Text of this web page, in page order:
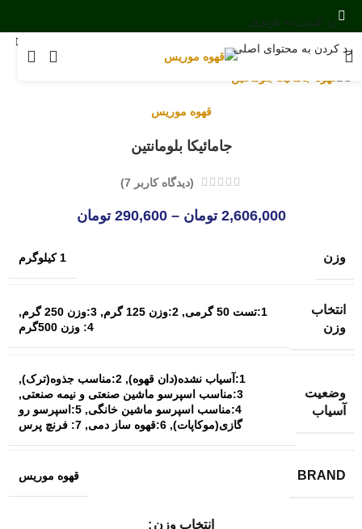
رد کردن به ناوبری
رد کردن به محتوای اصلی
خانه فروشگاه موریس /خرید قهوه عربیکا
بزرگنمایی تصویر
قهوه موریس
جامائیکا بلومانتین
(دیدگاه کاربر 7
)
2,606,000 تومان –
290,600 تومان
وزن 1 کیلوگرم
انتخاب
وزن
1:تست 50 گرمی ,2:وزن 125 گرم ,3:وزن 250 گرم
,
4: وزن 500گرم
وضعیت
آسیاب
1:آسیاب نشده(دان قهوه) ,2:مناسب جذوه(ترک)
,
3:مناسب اسپرسو ماشین صنعتی و نیمه صنعتی
,
4:مناسب اسپرسو ماشین خانگی
, 5:اسپرسو رو
گازی(موکاپات),6:قهوه ساز دمی ,7: فرنچ پرس
BRAND قهوه موریس
انتخاب وزن